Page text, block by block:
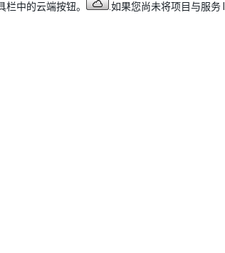
中的云端按钮。
.如果您尚未将项目与服务